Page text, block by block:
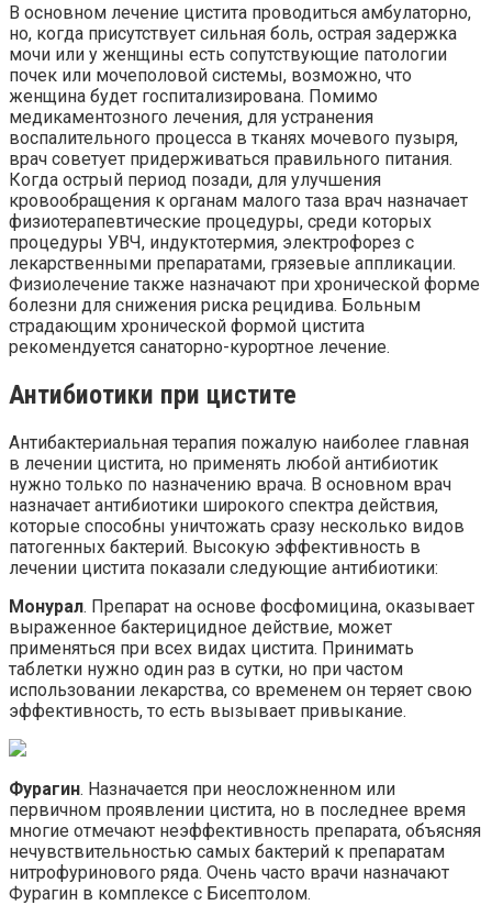
В основном лечение цистита проводиться амбулаторно,
но, когда присутствует сильная боль, острая задержка
мочи или у женщины есть сопутствующие патологии
почек или мочеполовой системы, возможно, что
женщина будет госпитализирована. Помимо
медикаментозного лечения, для устранения
воспалительного процесса в тканях мочевого пузыря,
врач советует придерживаться правильного питания.
Когда острый период позади, для улучшения
кровообращения к органам малого таза врач назначает
физиотерапевтические процедуры, среди которых
процедуры УВЧ, индуктотермия, электрофорез с
лекарственными препаратами, грязевые аппликации.
Физиолечение также назначают при хронической форме
болезни для снижения риска рецидива. Больным
страдающим хронической формой цистита
рекомендуется санаторно-курортное лечение.
Антибиотики при цистите
Антибактериальная терапия пожалую наиболее главная
в лечении цистита, но применять любой антибиотик
нужно только по назначению врача. В основном врач
назначает антибиотики широкого спектра действия,
которые способны уничтожать сразу несколько видов
патогенных бактерий. Высокую эффективность в
лечении цистита показали следующие антибиотики:
Монурал. Препарат на основе фосфомицина, оказывает
выраженное бактерицидное действие, может
применяться при всех видах цистита. Принимать
таблетки нужно один раз в сутки, но при частом
использовании лекарства, со временем он теряет свою
эффективность, то есть вызывает привыкание.
Фурагин. Назначается при неосложненном или
первичном проявлении цистита, но в последнее время
многие отмечают неэффективность препарата, объясняя
нечувствительностью самых бактерий к препаратам
нитрофуринового ряда. Очень часто врачи назначают
Фурагин в комплексе с Бисептолом.